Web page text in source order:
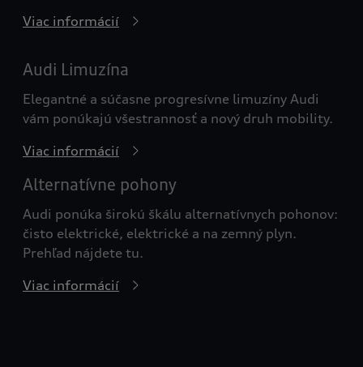
Viac informácií
Audi Limuzína
Elegantné a súčasne progresívne limuzíny Audi
vám ponúkajú všestrannosť a nový druh mobility.
Viac informácií
Alternatívne pohony
Audi ponúka širokú škálu alternatívnych pohonov:
čisto elektrické, elektrické a na zemný plyn.
Prehľad nájdete tu.
Viac informácií